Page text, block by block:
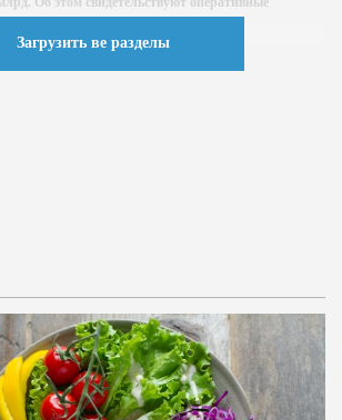
Загрузить ве разделы